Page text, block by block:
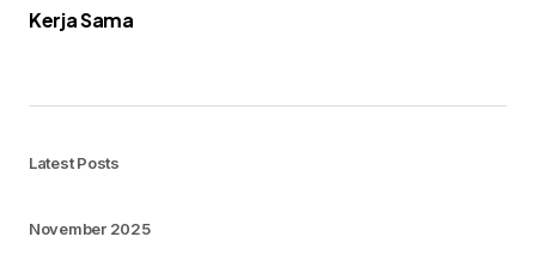
Kerja Sama
Latest Posts
November 2025